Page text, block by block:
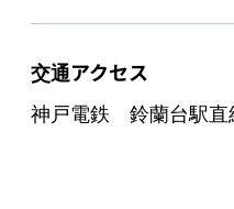
交通アクセス
神戸電鉄　鈴蘭台駅直